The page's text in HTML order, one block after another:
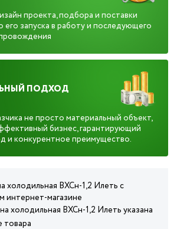
проекта, подбора и поставки
его запуска в работу и последующего
ПОДХОД
не просто материальный объект,
бизнес, гарантирующий
и конкурентное преимущество.
холодильная ВХСн-1,2 Илеть с
интернет-магазине
холодильная ВХСн-1,2 Илеть указана
товара